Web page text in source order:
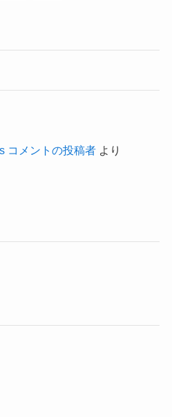
コメントの投稿者より